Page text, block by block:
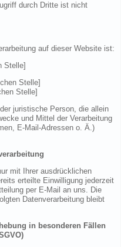
durch Dritte ist nicht
auf dieser Website ist:
Stelle]
Stelle]
Stelle]
juristische Person, die allein
und Mittel der Verarbeitung
E-Mail-Adressen o. Ä.)
mit Ihrer ausdrücklichen
erteilte Einwilligung jederzeit
per E-Mail an uns. Die
Datenverarbeitung bleibt
in besonderen Fällen